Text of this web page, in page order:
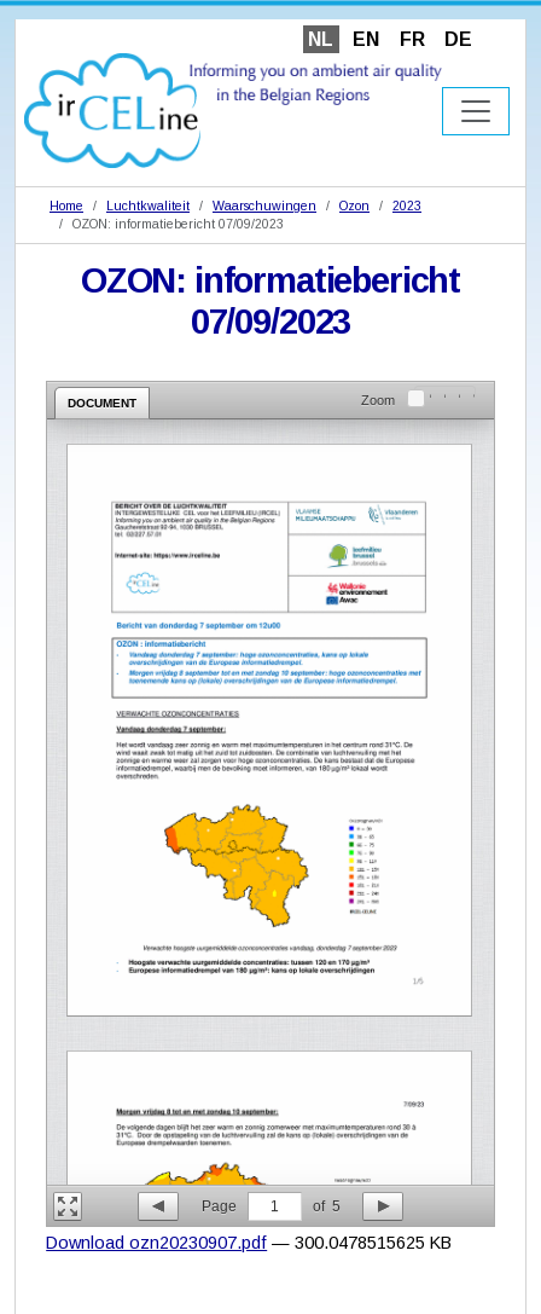
NL EN FR DE
Home Luchtkwaliteit Waarschuwingen Ozon
2023
OZON: informatiebericht 07/09/2023
OZON: informatiebericht
07/09/2023
DOCUMENT Zoom
Page 1 of 5
Download ozn20230907.pdf — 300.0478515625 KB